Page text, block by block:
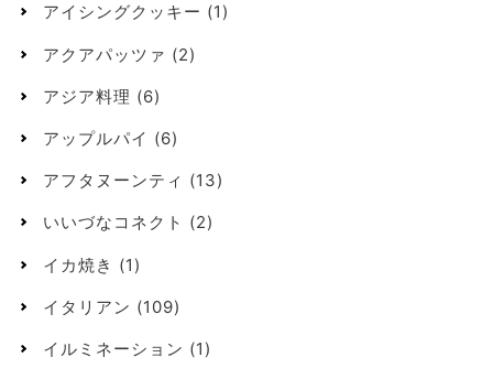
アイシングクッキー (1)
アクアパッツァ (2)
アジア料理 (6)
アップルパイ (6)
アフタヌーンティ (13)
いいづなコネクト (2)
イカ焼き (1)
イタリアン (109)
イルミネーション (1)